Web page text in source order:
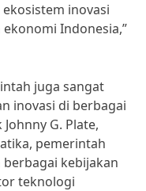
inovasi
Indonesia,”
juga sangat
inovasi di berbagai
G. Plate,
pemerintah
kebijakan
teknologi